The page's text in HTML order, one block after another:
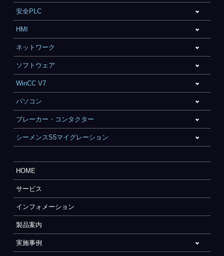
安全PLC
HMI
ネットワーク
ソフトウェア
WinCC V7
パソコン
ブレーカー・コンタクター
シーメンスS5マイグレーション
HOME
サービス
インフォメーション
製品案内
実施事例